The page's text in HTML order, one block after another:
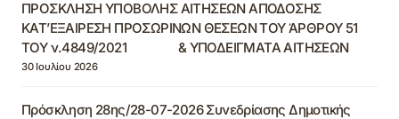
ΠΡΟΣΚΛΗΣΗ ΥΠΟΒΟΛΗΣ ΑΙΤΗΣΕΩΝ ΑΠΟΔΟΣΗΣ
ΚΑΤ’ΕΞΑΙΡΕΣΗ ΠΡΟΣΩΡΙΝΩΝ ΘΕΣΕΩΝ ΤΟΥ ΆΡΘΡΟΥ 51
ΤΟΥ ν.4849/2021 & ΥΠΟΔΕΙΓΜΑΤΑ ΑΙΤΗΣΕΩΝ
30 Ιουλίου 2026
Πρόσκληση 28ης/28-07-2026 Συνεδρίασης Δημοτικής